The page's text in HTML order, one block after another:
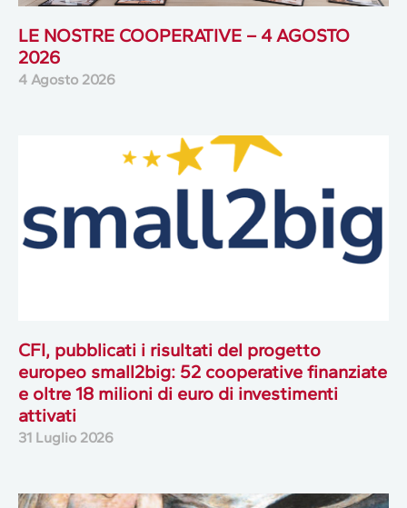
LE NOSTRE COOPERATIVE – 4 AGOSTO
2026
4 Agosto 2026
CFI, pubblicati i risultati del progetto
europeo small2big: 52 cooperative finanziate
e oltre 18 milioni di euro di investimenti
attivati
31 Luglio 2026